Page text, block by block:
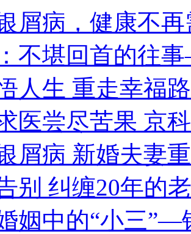
屑病，健康不
不堪回首的往
人生 重走幸福路
医尝尽苦果 京
屑病 新婚夫妻
别 纠缠20年的
姻中的“小三”—